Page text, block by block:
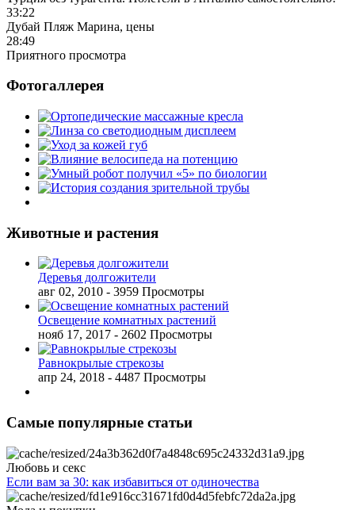
33:22
Дубай Пляж Марина, цены
28:49
Приятного просмотра
Фотогаллерея
Животные и растения
Деревья долгожители
авг 02, 2010 - 3959 Просмотры
Освещение комнатных растений
нояб 17, 2017 - 2602 Просмотры
Равнокрылые стрекозы
апр 24, 2018 - 4487 Просмотры
Самые популярные статьи
Любовь и секс
Если вам за 30: как избавиться от одиночества